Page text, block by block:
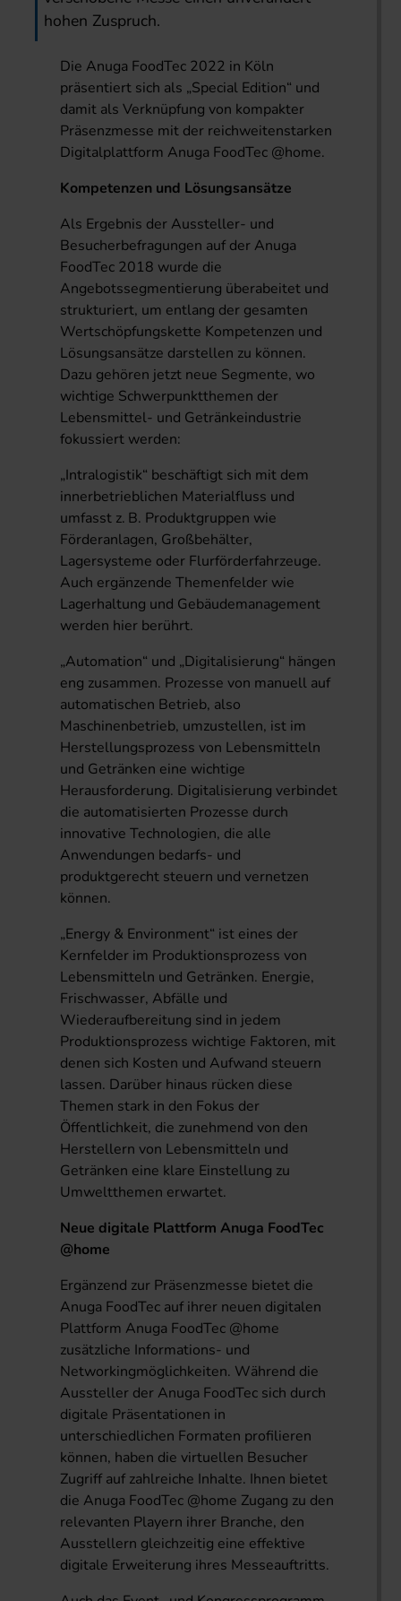
hohen Zuspruch.
Die Anuga FoodTec 2022 in Köln
präsentiert sich als „Special Edition“ und
damit als Verknüpfung von kompakter
Präsenzmesse mit der reichweitenstarken
Digitalplattform Anuga FoodTec @home.
Kompetenzen und Lösungsansätze
Als Ergebnis der Aussteller- und
Besucherbefragungen auf der Anuga
FoodTec 2018 wurde die
Angebotssegmentierung überabeitet und
strukturiert, um entlang der gesamten
Wertschöpfungskette Kompetenzen und
Lösungsansätze darstellen zu können.
Dazu gehören jetzt neue Segmente, wo
wichtige Schwerpunktthemen der
Lebensmittel- und Getränkeindustrie
fokussiert werden:
„Intralogistik“ beschäftigt sich mit dem
innerbetrieblichen Materialfluss und
umfasst z. B. Produktgruppen wie
Förderanlagen, Großbehälter,
Lagersysteme oder Flurförderfahrzeuge.
Auch ergänzende Themenfelder wie
Lagerhaltung und Gebäudemanagement
werden hier berührt.
„Automation“ und „Digitalisierung“ hängen
eng zusammen. Prozesse von manuell auf
automatischen Betrieb, also
Maschinenbetrieb, umzustellen, ist im
Herstellungsprozess von Lebensmitteln
und Getränken eine wichtige
Herausforderung. Digitalisierung verbindet
die automatisierten Prozesse durch
innovative Technologien, die alle
Anwendungen bedarfs- und
produktgerecht steuern und vernetzen
können.
„Energy & Environment“ ist eines der
Kernfelder im Produktionsprozess von
Lebensmitteln und Getränken. Energie,
Frischwasser, Abfälle und
Wiederaufbereitung sind in jedem
Produktionsprozess wichtige Faktoren, mit
denen sich Kosten und Aufwand steuern
lassen. Darüber hinaus rücken diese
Themen stark in den Fokus der
Öffentlichkeit, die zunehmend von den
Herstellern von Lebensmitteln und
Getränken eine klare Einstellung zu
Umweltthemen erwartet.
Neue digitale Plattform Anuga FoodTec
@home
Ergänzend zur Präsenzmesse bietet die
Anuga FoodTec auf ihrer neuen digitalen
Plattform Anuga FoodTec @home
zusätzliche Informations- und
Networkingmöglichkeiten. Während die
Aussteller der Anuga FoodTec sich durch
digitale Präsentationen in
unterschiedlichen Formaten profilieren
können, haben die virtuellen Besucher
Zugriff auf zahlreiche Inhalte. Ihnen bietet
die Anuga FoodTec @home Zugang zu den
relevanten Playern ihrer Branche, den
Ausstellern gleichzeitig eine effektive
digitale Erweiterung ihres Messeauftritts.